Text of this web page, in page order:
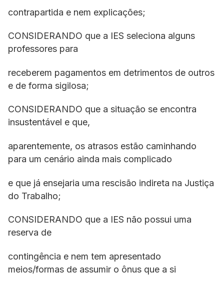
contrapartida e nem explicações;
CONSIDERANDO que a IES seleciona alguns
professores para
receberem pagamentos em detrimentos de outros
e de forma sigilosa;
CONSIDERANDO que a situação se encontra
insustentável e que,
aparentemente, os atrasos estão caminhando
para um cenário ainda mais complicado
e que já ensejaria uma rescisão indireta na Justiça
do Trabalho;
CONSIDERANDO que a IES não possui uma
reserva de
contingência e nem tem apresentado
meios/formas de assumir o ônus que a si